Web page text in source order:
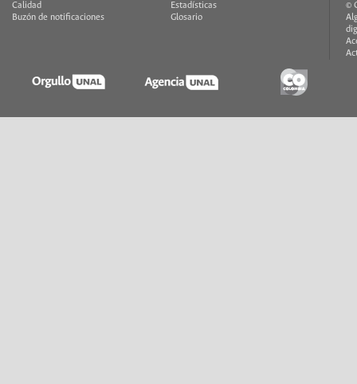
Calidad
Buzón de notificaciones
Estadísticas
Glosario
©